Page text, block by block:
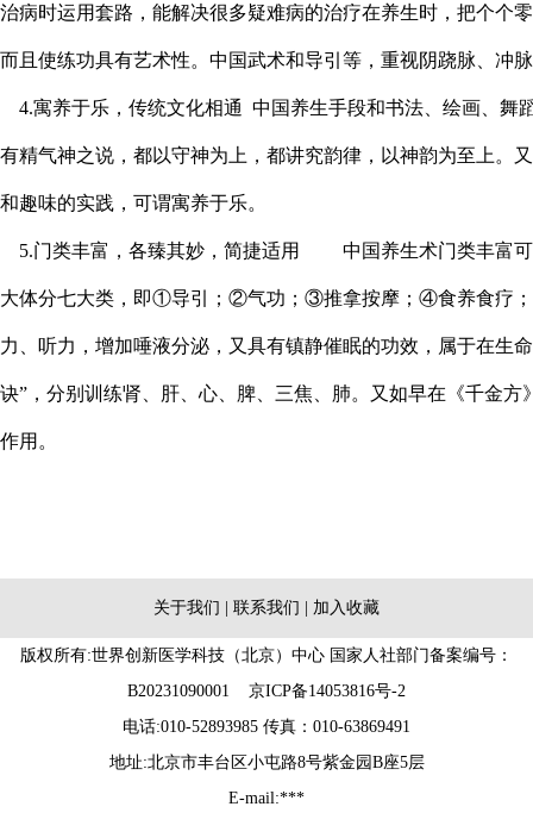
治病时运用套路，能解决很多疑难病的治疗在养生时，把个个
而且使练功具有艺术性。中国武术和导引等，重视阴跷脉、冲
4.寓养于乐，传统文化相通 中国养生手段和书法、绘画、舞
有精气神之说，都以守神为上，都讲究韵律，以神韵为至上。
和趣味的实践，可谓寓养于乐。
5.门类丰富，各臻其妙，简捷适用 中国养生术门类丰富可
大体分七大类，即①导引；②气功；③推拿按摩；④食养食疗
力、听力，增加唾液分泌，又具有镇静催眠的功效，属于在生
诀”，分别训练肾、肝、心、脾、三焦、肺。又如早在《千金
作用。
关于我们 联系我们 加入收藏
版权所有:世界创新医学科技（北京）中心 国家人社部门备案编号：
B20231090001 京ICP备14053816号-2
电话:010-52893985 传真：010-63869491
地址:北京市丰台区小屯路8号紫金园B座5层
E-mail:***